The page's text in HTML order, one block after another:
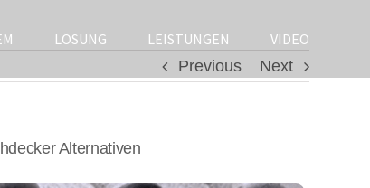
LÖSUNG LEISTUNGEN
VIDEO
Previous
Next
Alternativen